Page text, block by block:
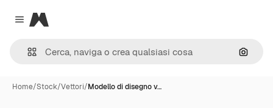
Close menu
Magnific
Cerca
Home/Stock/Vettori/Modello di disegno v…